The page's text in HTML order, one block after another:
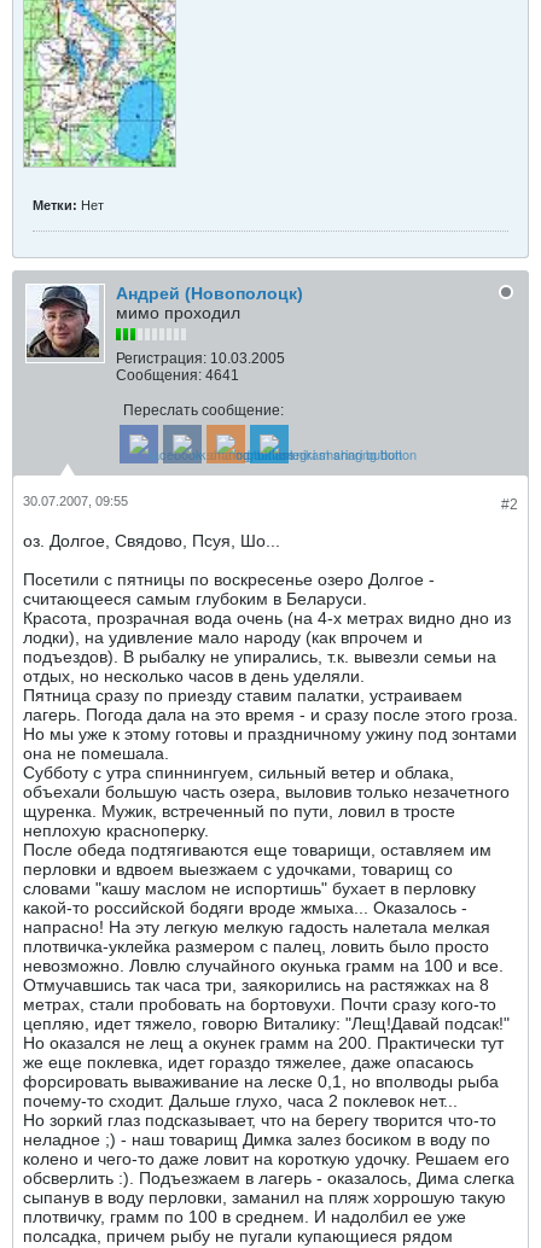
Метки: Нет
Андрей (Новополоцк)
мимо проходил
Регистрация: 10.03.2005
Сообщения: 4641
Переслать сообщение:
#2
30.07.2007, 09:55
оз. Долгое, Свядово, Псуя, Шо...
Посетили с пятницы по воскресенье озеро Долгое -
считающееся самым глубоким в Беларуси.
Красота, прозрачная вода очень (на 4-х метрах видно дно из
лодки), на удивление мало народу (как впрочем и
подъездов). В рыбалку не упирались, т.к. вывезли семьи на
отдых, но несколько часов в день уделяли.
Пятница сразу по приезду ставим палатки, устраиваем
лагерь. Погода дала на это время - и сразу после этого гроза.
Но мы уже к этому готовы и праздничному ужину под зонтами
она не помешала.
Субботу с утра спиннингуем, сильный ветер и облака,
объехали большую часть озера, выловив только незачетного
щуренка. Мужик, встреченный по пути, ловил в тросте
неплохую красноперку.
После обеда подтягиваются еще товарищи, оставляем им
перловки и вдвоем выезжаем с удочками, товарищ со
словами "кашу маслом не испортишь" бухает в перловку
какой-то российской бодяги вроде жмыха... Оказалось -
напрасно! На эту легкую мелкую гадость налетала мелкая
плотвичка-уклейка размером с палец, ловить было просто
невозможно. Ловлю случайного окунька грамм на 100 и все.
Отмучавшись так часа три, заякорились на растяжках на 8
метрах, стали пробовать на бортовухи. Почти сразу кого-то
цепляю, идет тяжело, говорю Виталику: "Лещ!Давай подсак!"
Но оказался не лещ а окунек грамм на 200. Практически тут
же еще поклевка, идет гораздо тяжелее, даже опасаюсь
форсировать вываживание на леске 0,1, но вполводы рыба
почему-то сходит. Дальше глухо, часа 2 поклевок нет...
Но зоркий глаз подсказывает, что на берегу творится что-то
неладное ;) - наш товарищ Димка залез босиком в воду по
колено и чего-то даже ловит на короткую удочку. Решаем его
обсверлить :). Подъезжаем в лагерь - оказалось, Дима слегка
сыпанув в воду перловки, заманил на пляж хоррошую такую
плотвичку, грамм по 100 в среднем. И надолбил ее уже
полсадка, причем рыбу не пугали купающиеся рядом